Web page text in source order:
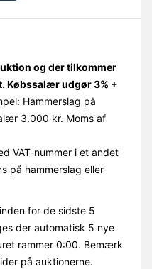
og der tilkommer
Købssalær udgør 3% +
Hammerslag på
3.000 kr. Moms af
VAT-nummer i et andet
på hammerslag eller
for de sidste 5
der automatisk 5 nye
rammer 0:00. Bemærk
på auktionerne.